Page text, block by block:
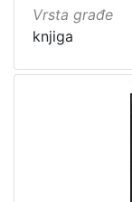
Vrsta građe
knjiga